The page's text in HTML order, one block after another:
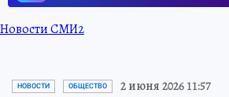
Новости СМИ2
НОВОСТИ ОБЩЕСТВО 2 июня 2026 11:57